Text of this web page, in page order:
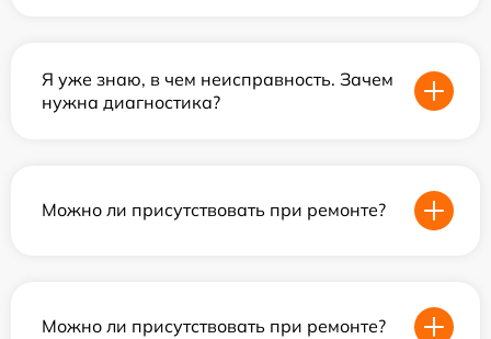
Я уже знаю, в чем неисправность. Зачем
нужна диагностика?
Можно ли присутствовать при ремонте?
Можно ли присутствовать при ремонте?